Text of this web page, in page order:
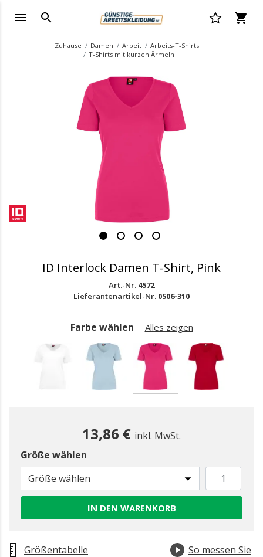
Zuhause Damen Arbeit
Arbeits-T-Shirts
T-Shirts mit kurzen Ärmeln
ID Interlock Damen T-Shirt, Pink
Art.-Nr. 4572
Lieferantenartikel-Nr. 0506-310
Farbe wählen Alles zeigen
13,86 € inkl. MwSt.
Größe wählen
Größe wählen
IN DEN WARENKORB
Größentabelle
So messen Sie